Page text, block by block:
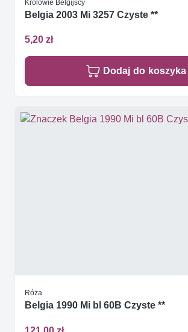
Królowie Belgijscy
Belgia 2003 Mi 3257 Czyste **
5,20 zł
Dodaj do koszyka
Róża
Belgia 1990 Mi bl 60B Czyste **